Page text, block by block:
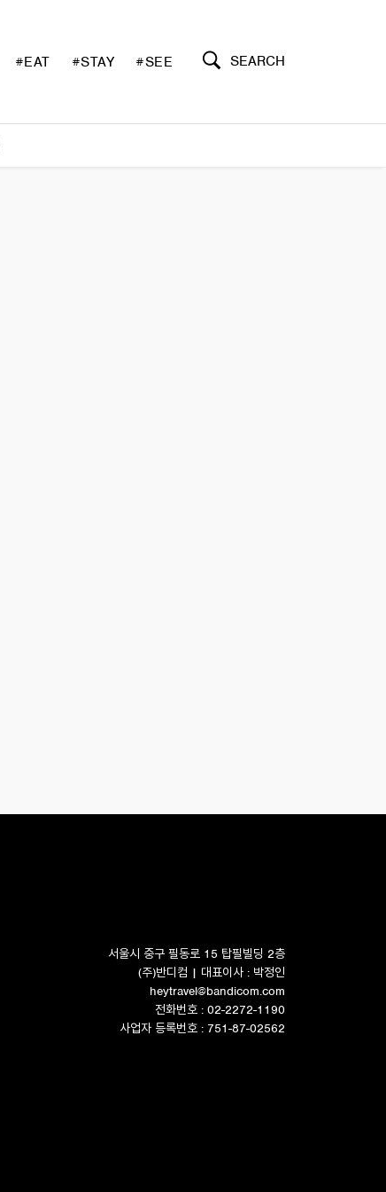
#EAT #STAY #SEE SEARCH
서울시 중구 필동로 15 탑필빌딩 2층
(주)반디컴 | 대표이사 : 박정인
heytravel@bandicom.com
전화번호 : 02-2272-1190
사업자 등록번호 : 751-87-02562